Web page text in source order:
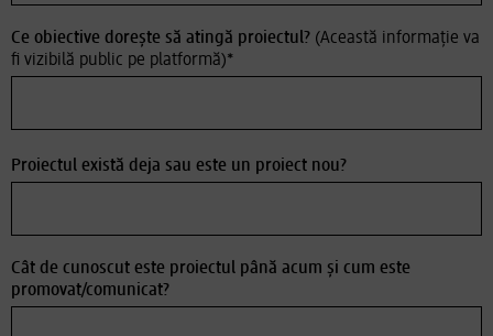
Ce obiective dorește să atingă proiectul? (Această informație va
fi vizibilă public pe platformă)*
Proiectul există deja sau este un proiect nou?
Cât de cunoscut este proiectul până acum și cum este
promovat/comunicat?